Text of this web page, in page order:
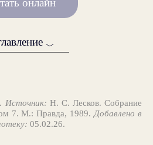
онлайн
﹀
Источник: Н. С. Лесков. Собрание
7. М.: Правда, 1989. Добавлено в
05.02.26.